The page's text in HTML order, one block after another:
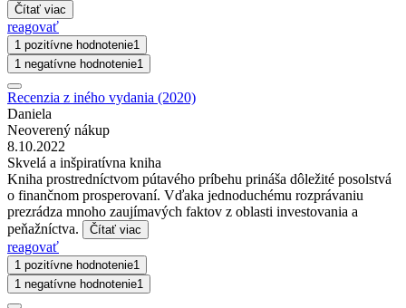
Čítať viac
reagovať
1 pozitívne hodnotenie1
1 negatívne hodnotenie1
Recenzia z iného vydania (2020)
Daniela
Neoverený nákup
8.10.2022
Skvelá a inšpiratívna kniha
Kniha prostredníctvom pútavého príbehu prináša dôležité posolstvá
o finančnom prosperovaní. Vďaka jednoduchému rozprávaniu
prezrádza mnoho zaujímavých faktov z oblasti investovania a
peňažníctva.
Čítať viac
reagovať
1 pozitívne hodnotenie1
1 negatívne hodnotenie1